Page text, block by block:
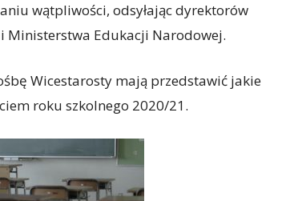
wątpliwości, odsyłając dyrektorów
Ministerstwa Edukacji Narodowej.
Wicestarosty mają przedstawić jakie
roku szkolnego 2020/21.